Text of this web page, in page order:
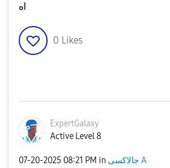
اه
0 Likes
ExpertGalaxy
Active Level 8
‎07-20-2025 08:21 PM in جالاكسى A